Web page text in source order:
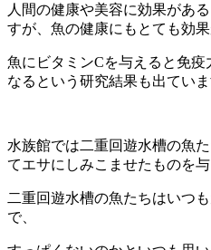
人間の健康や美容に効果があ
すが、魚の健康にもとても効
魚にビタミンCを与えると免
なるという研究結果も出ていま
水族館では二重回遊水槽の魚
てエサにしみこませたものを与
二重回遊水槽の魚たちはいつ
で、